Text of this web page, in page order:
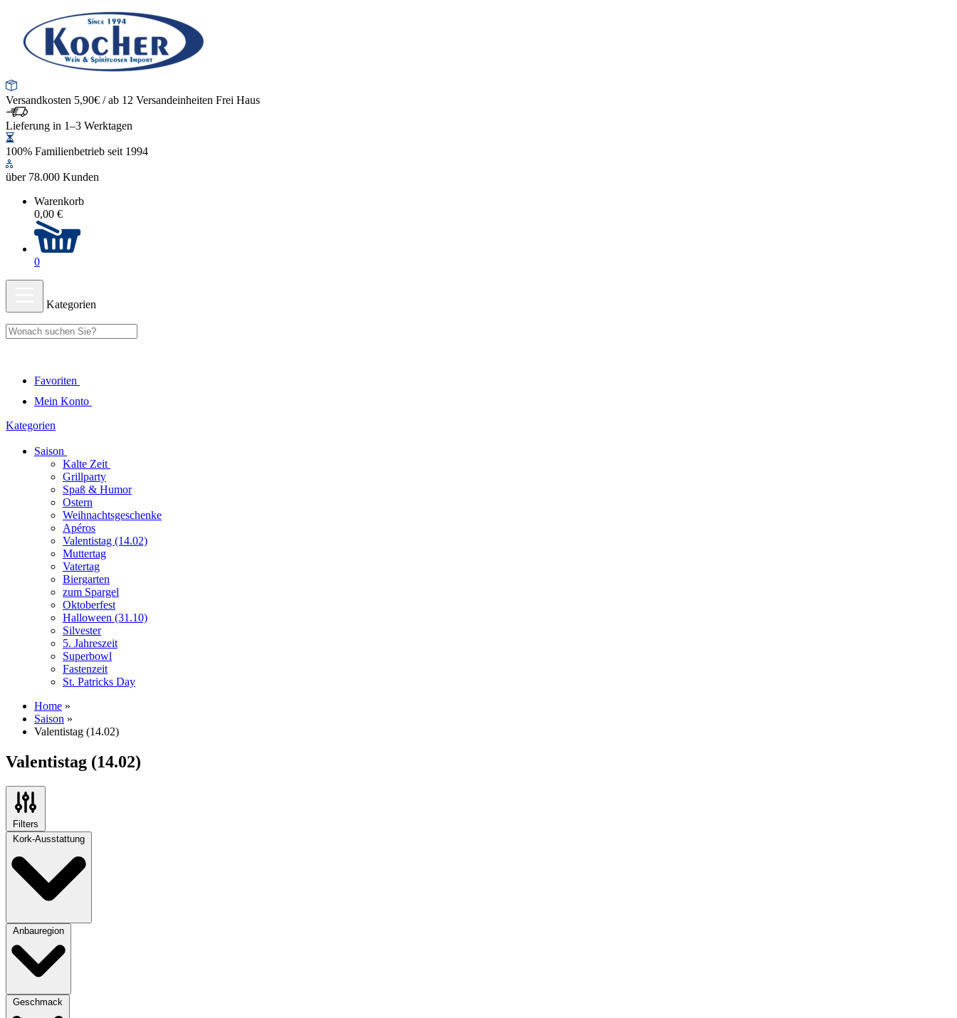
Versandkosten 5,90€ / ab 12 Versandeinheiten Frei Haus
Lieferung in 1–3 Werktagen
100% Familienbetrieb seit 1994
über 78.000 Kunden
Warenkorb
0,00 €
0
Kategorien
Favoriten
Mein Konto
Kategorien
Saison
Kalte Zeit
Grillparty
Spaß & Humor
Ostern
Weihnachtsgeschenke
Apéros
Valentistag (14.02)
Muttertag
Vatertag
Biergarten
zum Spargel
Oktoberfest
Halloween (31.10)
Silvester
5. Jahreszeit
Superbowl
Fastenzeit
St. Patricks Day
Home »
Saison »
Valentistag (14.02)
Valentistag (14.02)
Filters
Kork-Ausstattung
Anbauregion
Geschmack